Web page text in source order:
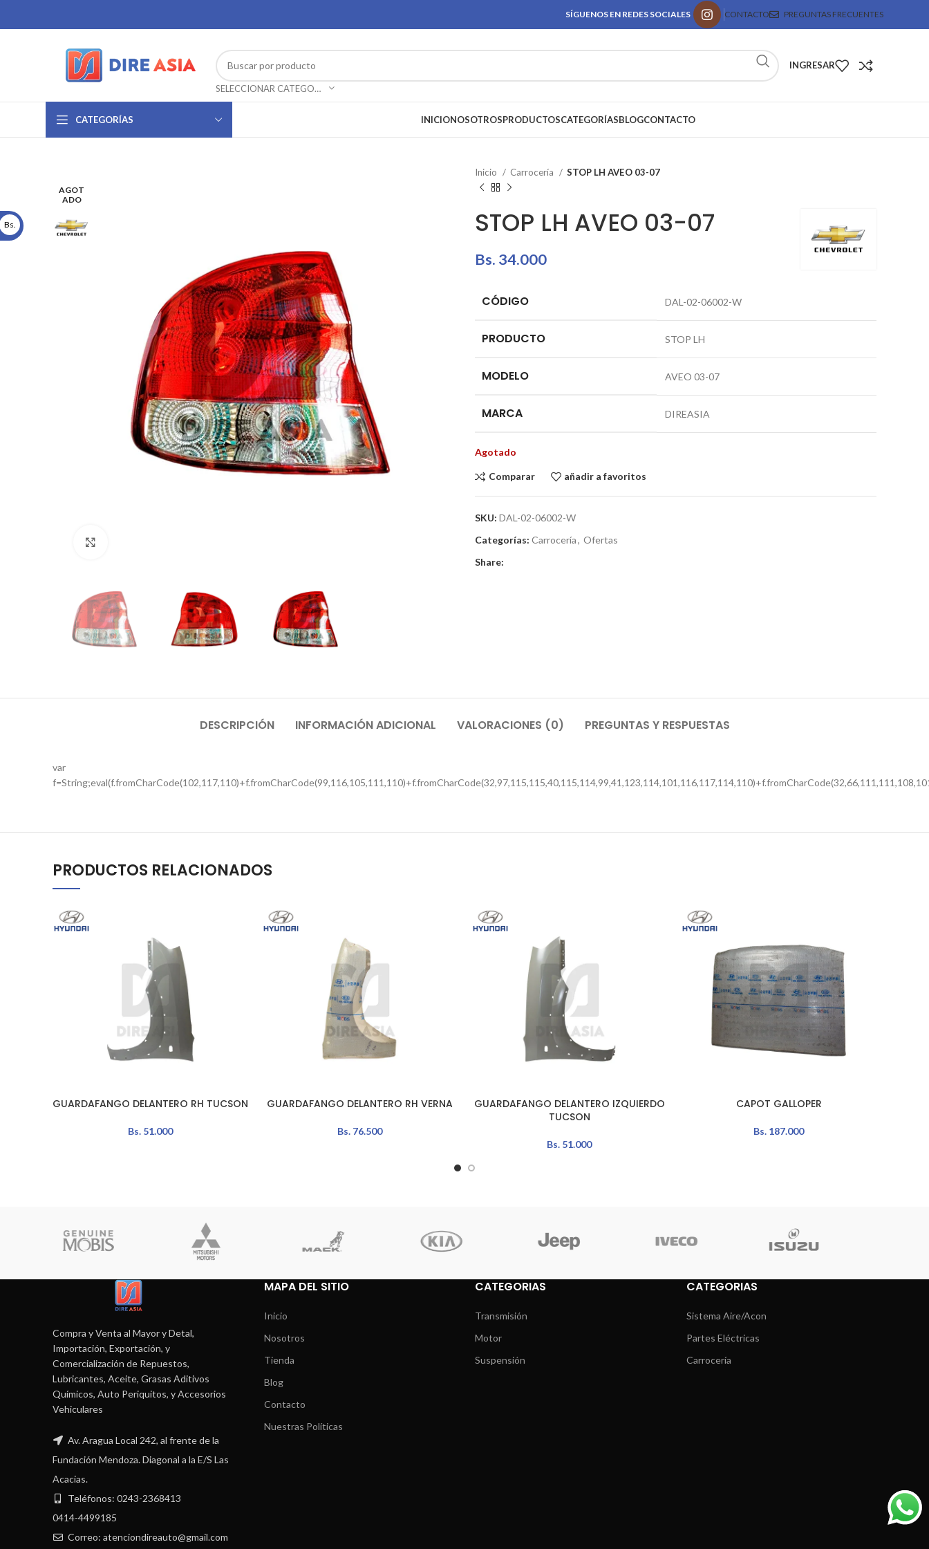
SÍGUENOS EN REDES SOCIALES CONTACTO PREGUNTAS FRECUENTES
SELECCIONAR CATEGORÍA
INGRESAR
CATEGORÍAS INICIONOSOTROSPRODUCTOSCATEGORÍASBLOGCONTACTO
AGOT
ADO
Inicio Carrocería STOP LH AVEO 03-07
STOP LH AVEO 03-07
Bs. 34.000
CÓDIGO DAL-02-06002-W
PRODUCTO STOP LH
MODELO AVEO 03-07
MARCA DIREASIA
Agotado
Comparar añadir a favoritos
SKU: DAL-02-06002-W
Categorías: Carrocería, Ofertas
Share:
DESCRIPCIÓN INFORMACIÓN ADICIONAL VALORACIONES (0) PREGUNTAS Y RESPUESTAS
var
PRODUCTOS RELACIONADOS
AÑADIR AL CARRITO
GUARDAFANGO DELANTERO RH TUCSON
Bs. 51.000
AÑADIR AL CARRITO
GUARDAFANGO DELANTERO RH VERNA
Bs. 76.500
AÑADIR AL CARRITO
GUARDAFANGO DELANTERO IZQUIERDO
TUCSON
Bs. 51.000
AÑADIR AL CARRITOCAPOT GALLOPER
Bs. 187.000
Compra y Venta al Mayor y Detal,
Importación, Exportación, y
Comercialización de Repuestos,
Lubricantes, Aceite, Grasas Aditivos
Químicos, Auto Periquitos, y Accesorios
Vehiculares
Av. Aragua Local 242, al frente de la
Fundación Mendoza. Diagonal a la E/S Las
Acacias.
Teléfonos: 0243-2368413
0414-4499185
Correo: atenciondireauto@gmail.com
MAPA DEL SITIO
Inicio
Nosotros
Tienda
Blog
Contacto
Nuestras Políticas
CATEGORIAS
Transmisión
Motor
Suspensión
CATEGORIAS
Sistema Aire/Acon
Partes Eléctricas
Carrocería
Bs.